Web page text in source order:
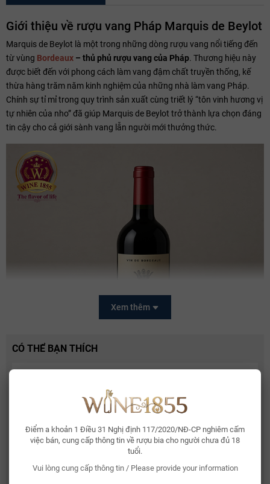
Điểm a khoản 1 Điều 31 Nghị định 117/2020/NĐ-CP nghiêm cấm
việc bán, cung cấp thông tin về rượu bia cho người chưa đủ 18
tuổi.
Vui lòng cung cấp thông tin / Please provide your information
Giới thiệu về rượu vang Pháp Marquis de Beylot
Marquis de Beylot là một trong những dòng rượu vang nổi tiếng đến
từ vùng Bordeaux – thủ phủ rượu vang của Pháp. Thương hiệu này
được biết đến với phong cách làm vang đậm chất truyền thống, kế
thừa hàng trăm năm kinh nghiệm của những nhà làm vang Pháp.
Chính sự tỉ mỉ trong quy trình sản xuất cùng triết lý “tôn vinh hương vị
tự nhiên của nho” đã giúp Marquis de Beylot trở thành lựa chọn đáng
tin cậy cho cả giới sành vang lẫn người mới thưởng thức.
hội tụ điều kiện khí hậu lý tưởng: mùa hè nắng ấm, mùa đông ôn hòa
và đất phù sa pha cát sỏi.Terroir Bordeauxmang đến cho nho sự
quyết định tạo nên cấu trúc chắc chắn và hương vị phức hợp cho
Xem thêm
CÓ THỂ BẠN THÍCH
2.150.000₫
Bia Bỉ Trappistes Rochefort 10
150.000₫